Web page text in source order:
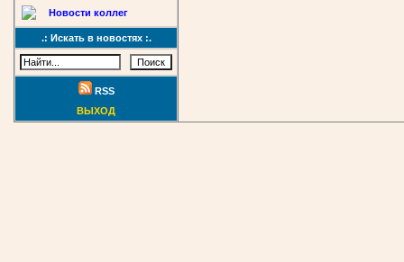
Новости коллег
.: Искать в новостях :.
RSS
ВЫХОД